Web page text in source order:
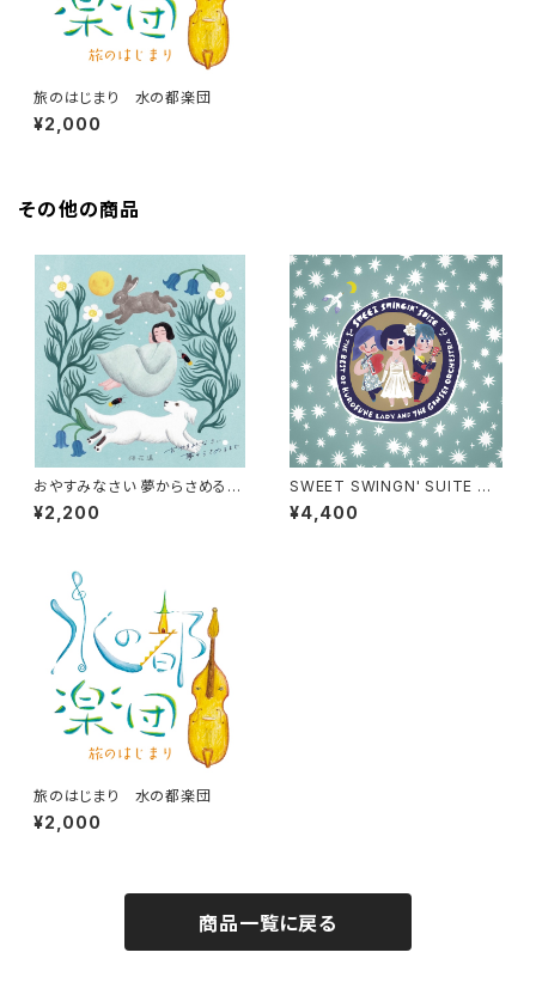
旅のはじまり 水の都楽団
¥2,000
その他の商品
おやすみなさい 夢からさめるま
で 梅花藻
¥2,200
SWEET SWINGN' SUITE 黒
¥4,400
旅のはじまり 水の都楽団
¥2,000
商品一覧に戻る